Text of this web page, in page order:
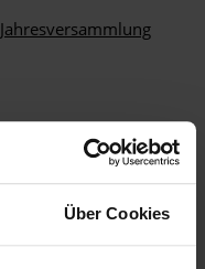
Über Cookies